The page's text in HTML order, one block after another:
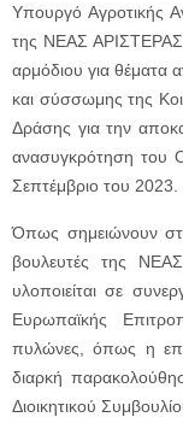
Υπουργό Αγροτικής
της ΝΕΑΣ
αρμόδιου για θέματα
και σύσσωμης της
Δράσης για την
ανασυγκρότηση του
Σεπτέμβριο του 2023.
Όπως σημειώνουν
βουλευτές της
υλοποιείται σε
Ευρωπαϊκής
πυλώνες, όπως η
διαρκή
Διοικητικού